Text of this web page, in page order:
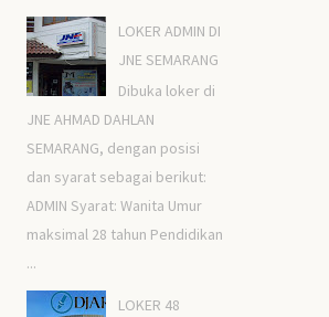
LOKER ADMIN DI
JNE SEMARANG
Dibuka loker di
JNE AHMAD DAHLAN
SEMARANG, dengan posisi
dan syarat sebagai berikut:
ADMIN Syarat: Wanita Umur
maksimal 28 tahun Pendidikan
...
LOKER 48